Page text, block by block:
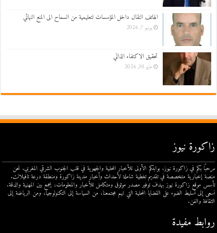
الهاتف النقال داخل المؤسسات لتعليمية من السماح الى المنع النهائي
يونيو 7, 2026
تحقيق الاكتفاء الذاتي
مايو 30, 2026
زاكورة نيوز
مرحبًا بكم في زاكورة نيوز، بوابتكم الأولى للأخبار المحلية والجهوية في قلب الجنوب الشرقي المغربي. نحن
منصة إخبارية متخصصة في تقديم تغطية شاملة لأحداث وأخبار مدينة زاكورة ومنطقة درعة تافيلالت.
تأسس موقع زاكورة نيوز بهدف توفير مصدر موثوق ومتكامل للأخبار والمعلومات، يجمع بين المهنية والدقة.
نسعى إلى تسليط الضوء على القضايا المحلية التي تهم مجتمعنا، من السياسة إلى التكنولوجيا، ومن الرياضة إلى
الثقافة والفن.
روابط مفيدة